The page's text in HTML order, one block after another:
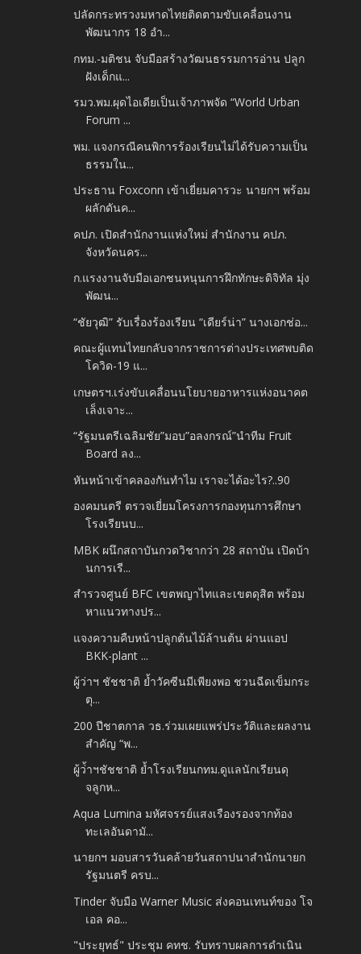
ปลัดกระทรวงมหาดไทยติดตามขับเคลื่อนงาน
พัฒนากร 18 อำ...
กทม.-มติชน จับมือสร้างวัฒนธรรมการอ่าน ปลูก
ฝังเด็กแ...
รมว.พม.ผุดไอเดียเป็นเจ้าภาพจัด “World Urban
Forum ...
พม. แจงกรณีคนพิการร้องเรียนไม่ได้รับความเป็น
ธรรมใน...
ประธาน Foxconn เข้าเยี่ยมคารวะ นายกฯ พร้อม
ผลักดันค...
คปภ. เปิดสำนักงานแห่งใหม่ สำนักงาน คปภ.
จังหวัดนคร...
ก.แรงงานจับมือเอกชนหนุนการฝึกทักษะดิจิทัล มุ่ง
พัฒน...
“ชัยวุฒิ” รับเรื่องร้องเรียน “เดียร์น่า” นางเอกช่อ...
คณะผู้แทนไทยกลับจากราชการต่างประเทศพบติด
โควิด-19 แ...
เกษตรฯ.เร่งขับเคลื่อนนโยบายอาหารแห่งอนาคต
เล็งเจาะ...
“รัฐมนตรีเฉลิมชัย”มอบ”อลงกรณ์”นำทีม Fruit
Board ลง...
หันหน้าเข้าคลองกันทำไม เราจะได้อะไร?..90
องคมนตรี ตรวจเยี่ยมโครงการกองทุนการศึกษา
โรงเรียนบ...
MBK ผนึกสถาบันกวดวิชากว่า 28 สถาบัน เปิดบ้า
นการเรี...
สำรวจศูนย์ BFC เขตพญาไทและเขตดุสิต พร้อม
หาแนวทางปร...
แจงความคืบหน้าปลูกต้นไม้ล้านต้น ผ่านแอป
BKK-plant ...
ผู้ว่าฯ ชัชชาติ ย้ำวัคซีนมีเพียงพอ ชวนฉีดเข็มกระ
ตุ...
200 ปีชาตกาล วธ.ร่วมเผยแพร่ประวัติและผลงาน
สำคัญ “พ...
ผู้ว่้าฯชัชชาติ ย้ำโรงเรียนกทม.ดูแลนักเรียนดุ
จลูกห...
Aqua Lumina มหัศจรรย์แสงเรืองรองจากท้อง
ทะเลอันดามั...
นายกฯ มอบสารวันคล้ายวันสถาปนาสำนักนายก
รัฐมนตรี ครบ...
Tinder จับมือ Warner Music ส่งคอนเทนท์ของ โจ
เอล คอ...
"ประยุทธ์" ประชุม คทช. รับทราบผลการดำเนิน